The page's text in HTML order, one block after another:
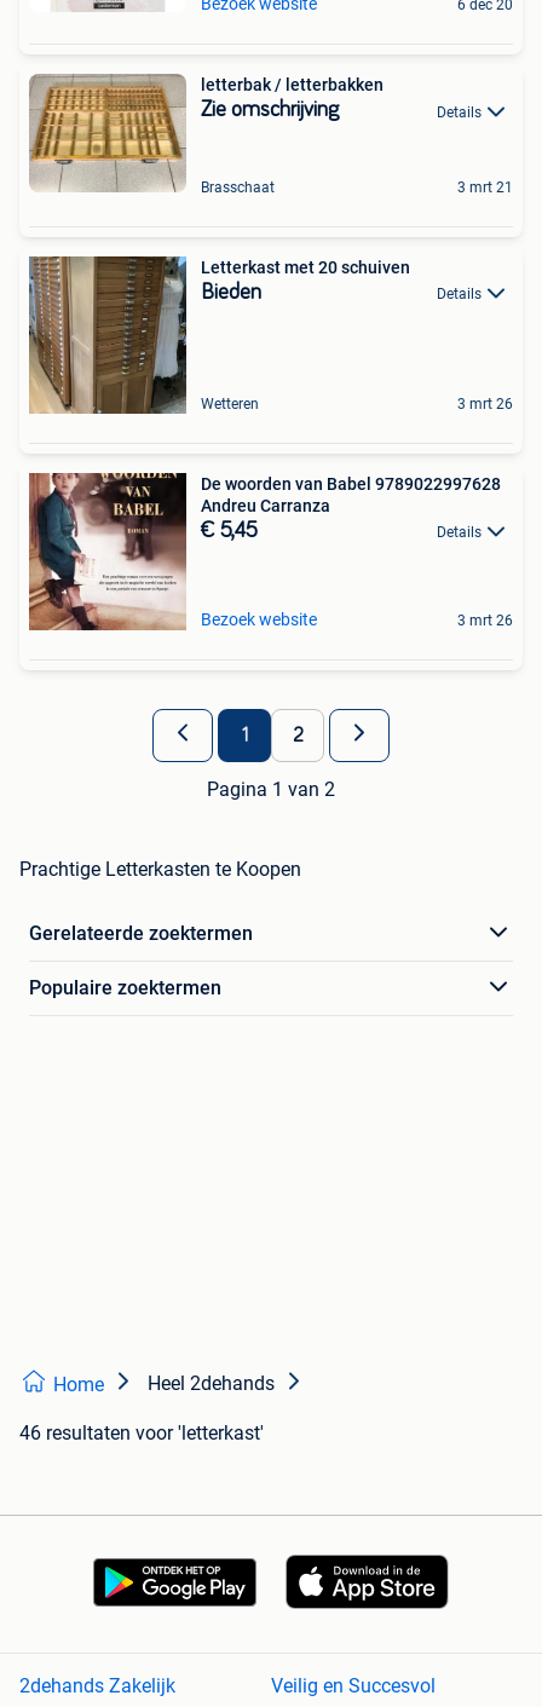
Bezoek website 6 dec 20
letterbak / letterbakken
Zie omschrijving Details
Brasschaat 3 mrt 21
Letterkast met 20 schuiven
Bieden Details
Wetteren 3 mrt 26
De woorden van Babel 9789022997628
Andreu Carranza
€ 5,45 Details
Bezoek website 3 mrt 26
1 2
Pagina 1 van 2
Prachtige Letterkasten te Koopen
Gerelateerde zoektermen
Populaire zoektermen
Home Heel 2dehands
46 resultaten voor 'letterkast'
2dehands Zakelijk Veilig en Succesvol